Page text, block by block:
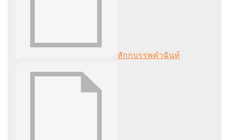
สักกบรรพคำฉันท์